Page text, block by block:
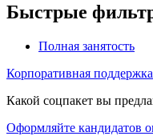
Быстрые
Полная занятость
Корпоративная
Какой соцпакет вы
Оформляйте кандидатов